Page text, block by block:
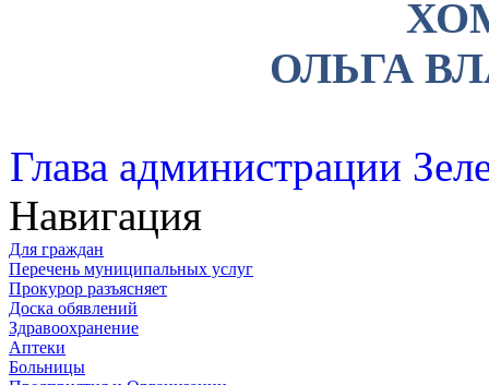
ОЛЬГА
Глава администрации
Навигация
Для граждан
Перечень муниципальных услуг
Прокурор разъясняет
Доска обявлений
Здравоохранение
Аптеки
Больницы